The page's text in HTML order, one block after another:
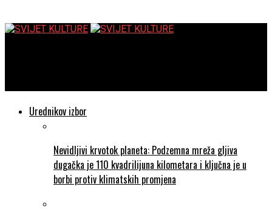
Urednikov izbor
Nevidljivi krvotok planeta: Podzemna mreža gljiva
dugačka je 110 kvadrilijuna kilometara i ključna je u
borbi protiv klimatskih promjena